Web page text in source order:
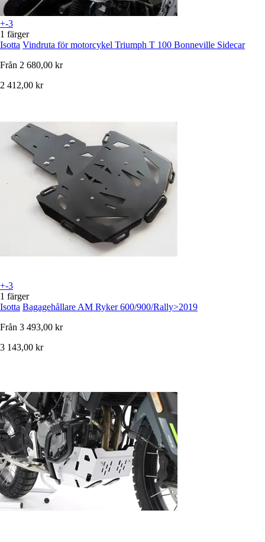
+-3
1 färger
Isotta Vindruta för motorcykel Triumph T 100 Bonneville Sidecar
Från 2 680,00 kr
2 412,00 kr
+-3
1 färger
Isotta Bagagehållare AM Ryker 600/900/Rally>2019
Från 3 493,00 kr
3 143,00 kr